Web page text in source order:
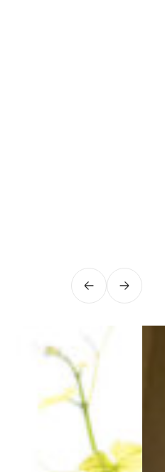
Précédent